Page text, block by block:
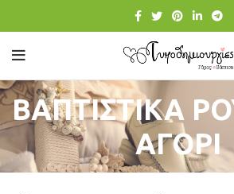
ΒΑΠΤΙΣΤΙΚΑ
ΑΓΟΡΙ